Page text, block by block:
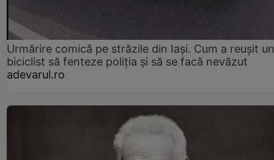
Urmărire comică pe străzile din Iași. Cum a reușit un
biciclist să fenteze poliția și să se facă nevăzut
adevarul.ro